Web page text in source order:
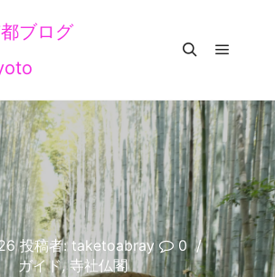
ブログ
投稿者: taketoabray
0
ガイド,寺社仏閣